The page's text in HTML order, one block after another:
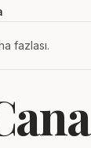
fazlası.